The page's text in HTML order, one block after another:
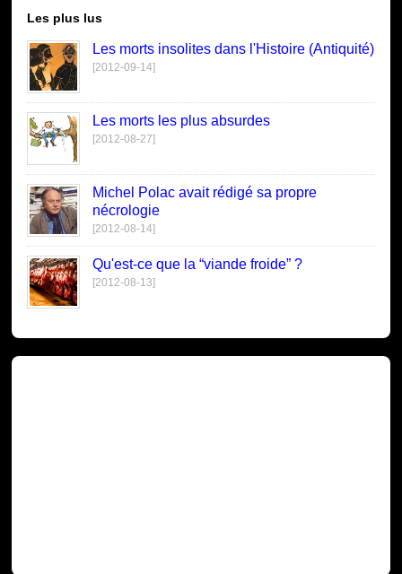
Les plus lus
Les morts insolites dans l'Histoire (Antiquité)
[2012-09-14]
Les morts les plus absurdes
[2012-08-27]
Michel Polac avait rédigé sa propre
nécrologie
[2012-08-14]
Qu'est-ce que la “viande froide” ?
[2012-08-13]